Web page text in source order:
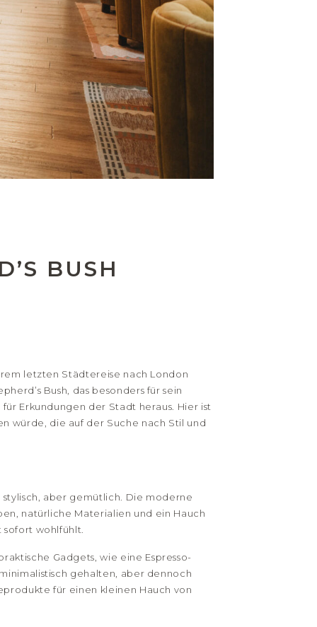
BUSH
letzten Städtereise nach London
Bush, das besonders für sein
Erkundungen der Stadt heraus. Hier ist
würde, die auf der Suche nach Stil und
stylisch, aber gemütlich. Die moderne
natürliche Materialien und ein Hauch
wohlfühlt.
Gadgets, wie eine Espresso-
gehalten, aber dennoch
für einen kleinen Hauch von